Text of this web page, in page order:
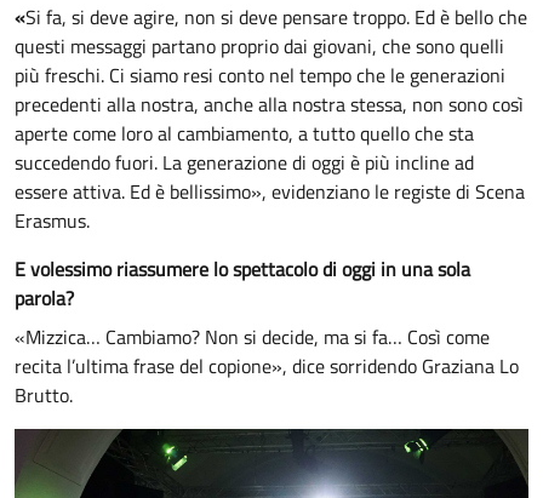
«Si fa, si deve agire, non si deve pensare troppo. Ed è bello che
questi messaggi partano proprio dai giovani, che sono quelli
più freschi. Ci siamo resi conto nel tempo che le generazioni
precedenti alla nostra, anche alla nostra stessa, non sono così
aperte come loro al cambiamento, a tutto quello che sta
succedendo fuori. La generazione di oggi è più incline ad
essere attiva. Ed è bellissimo», evidenziano le registe di Scena
Erasmus.
E volessimo riassumere lo spettacolo di oggi in una sola
parola?
«Mizzica… Cambiamo? Non si decide, ma si fa… Così come
recita l’ultima frase del copione», dice sorridendo Graziana Lo
Brutto.